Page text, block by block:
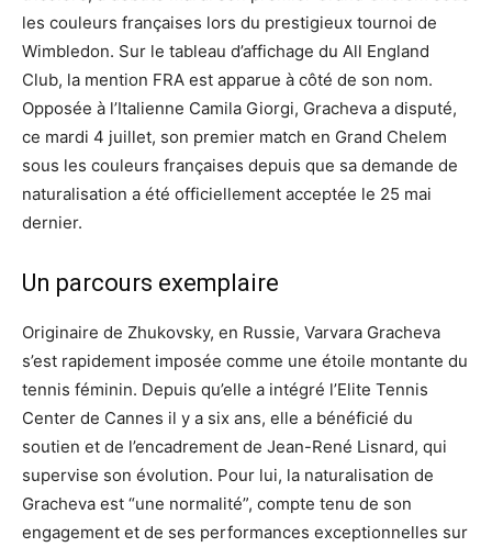
les couleurs françaises lors du prestigieux tournoi de
Wimbledon. Sur le tableau d’affichage du All England
Club, la mention FRA est apparue à côté de son nom.
Opposée à l’Italienne Camila Giorgi, Gracheva a disputé,
ce mardi 4 juillet, son premier match en Grand Chelem
sous les couleurs françaises depuis que sa demande de
naturalisation a été officiellement acceptée le 25 mai
dernier.
Un parcours exemplaire
Originaire de Zhukovsky, en Russie, Varvara Gracheva
s’est rapidement imposée comme une étoile montante du
tennis féminin. Depuis qu’elle a intégré l’Elite Tennis
Center de Cannes il y a six ans, elle a bénéficié du
soutien et de l’encadrement de Jean-René Lisnard, qui
supervise son évolution. Pour lui, la naturalisation de
Gracheva est “une normalité”, compte tenu de son
engagement et de ses performances exceptionnelles sur